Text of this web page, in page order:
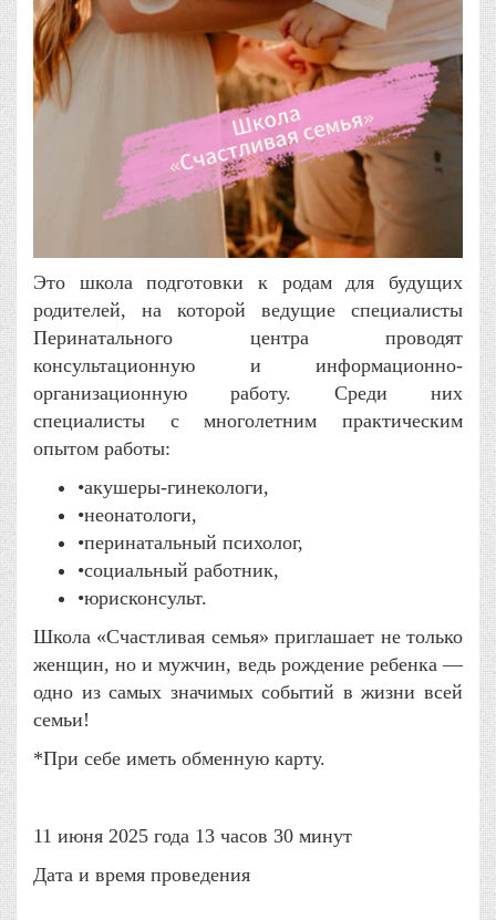
Это школа подготовки к родам для будущих
родителей, на которой ведущие специалисты
Перинатального центра проводят
консультационную и информационно-
организационную работу. Среди них
специалисты с многолетним практическим
опытом работы:
•акушеры-гинекологи,
•неонатологи,
•перинатальный психолог,
•социальный работник,
•юрисконсульт.
Школа «Счастливая семья» приглашает не только
женщин, но и мужчин, ведь рождение ребенка —
одно из самых значимых событий в жизни всей
семьи!
*При себе иметь обменную карту.
11 июня 2025 года 13 часов 30 минут
Дата и время проведения